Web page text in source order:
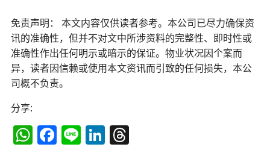
免责声明： 本文内容仅供读者参考。本公司已尽力确保资
讯的准确性，但并不对文中所涉资料的完整性、即时性或
准确性作出任何明示或暗示的保证。物业状况因个案而
异，读者因信赖或使用本文资讯而引致的任何损失，本公
司概不负责。
分享:
WhatsApp
Facebook
LineLinkedIn